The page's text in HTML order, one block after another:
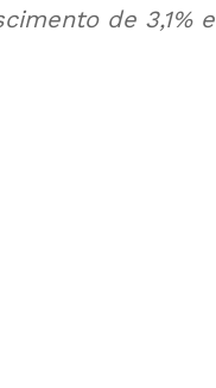
de 3,1%